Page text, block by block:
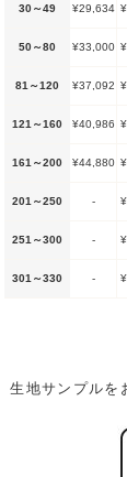
30～49 ¥29,634
50～80 ¥33,000
81～120 ¥37,092
121～160 ¥40,986
161～200 ¥44,880
201～250 -
251～300 -
301～330 -
生地サンプルを